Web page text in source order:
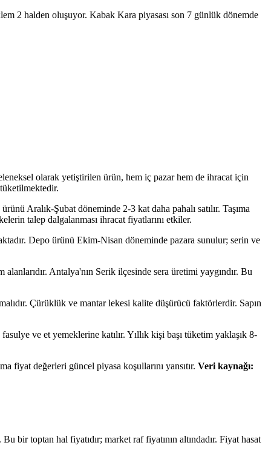
2 halden oluşuyor. Kabak Kara piyasası son 7 günlük dönemde
olarak yetiştirilen ürün, hem iç pazar hem de ihracat için
Aralık-Şubat döneminde 2-3 kat daha pahalı satılır. Taşıma
talep dalgalanması ihracat fiyatlarını etkiler.
Depo ürünü Ekim-Nisan döneminde pazara sunulur; serin ve
Antalya'nın Serik ilçesinde sera üretimi yaygındır. Bu
Çürüklük ve mantar lekesi kalite düşürücü faktörlerdir. Sapın
ve et yemeklerine katılır. Yıllık kişi başı tüketim yaklaşık 8-
değerleri güncel piyasa koşullarını yansıtır. Veri kaynağı:
toptan hal fiyatıdır; market raf fiyatının altındadır. Fiyat hasat